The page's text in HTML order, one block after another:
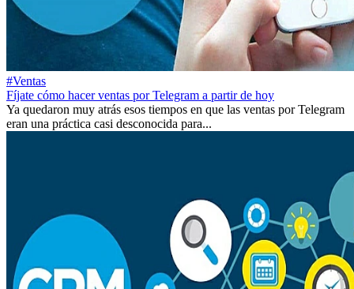
#Ventas
Fíjate cómo hacer ventas por Telegram a partir de hoy
Ya quedaron muy atrás esos tiempos en que las ventas por Telegram
eran una práctica casi desconocida para...